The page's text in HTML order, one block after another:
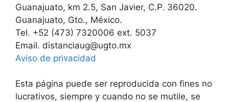
Guanajuato, km 2.5, San Javier, C.P. 36020.
Guanajuato, Gto., México.
Tel. +52 (473) 7320006 ext. 5037
Email. distanciaug@ugto.mx
Aviso de privacidad
Esta página puede ser reproducida con fines no
lucrativos, siempre y cuando no se mutile, se